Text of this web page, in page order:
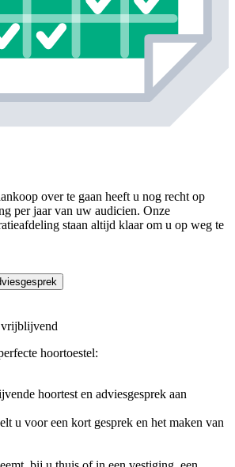
over te gaan heeft u nog recht op
per jaar van uw audicien. Onze
staan altijd klaar om u op weg te
vrijblijvend
hoortoestel:
hoortest en adviesgesprek aan
u voor een kort gesprek en het maken van